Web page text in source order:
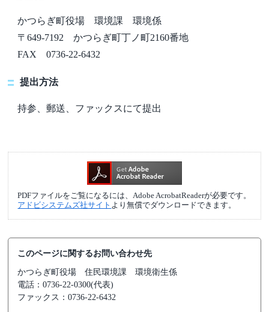
かつらぎ町役場 環境課 環境係
〒649-7192 かつらぎ町丁ノ町2160番地
FAX 0736-22-6432
提出方法
持参、郵送、ファックスにて提出
PDFファイルをご覧になるには、Adobe AcrobatReaderが必要です。
アドビシステムズ社サイト より無償でダウンロードできます。
このページに関するお問い合わせ先
かつらぎ町役場住民環境課 環境衛生係
電話：0736-22-0300(代表)
ファックス：0736-22-6432